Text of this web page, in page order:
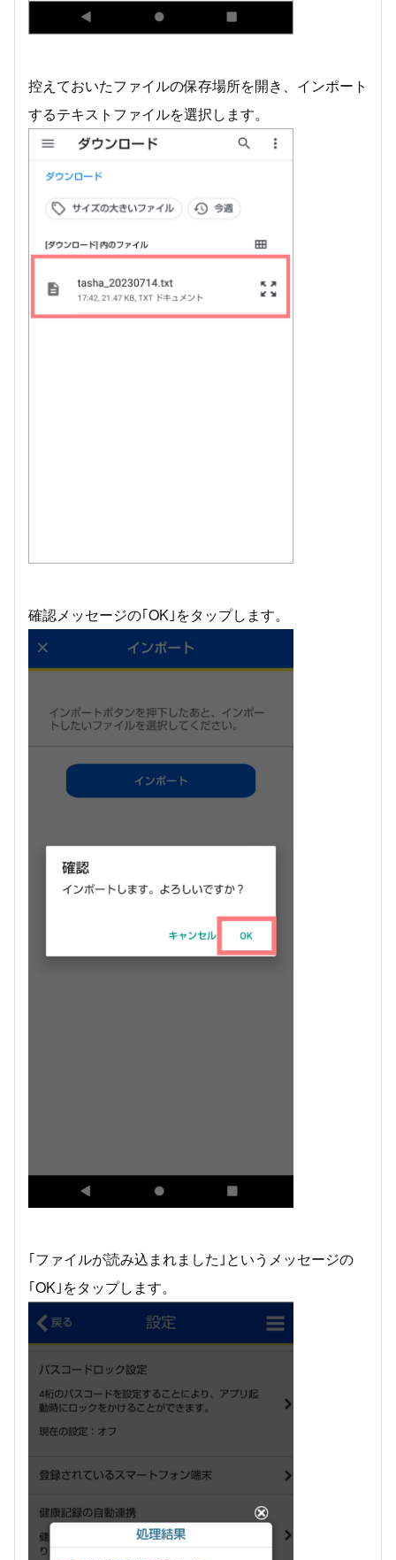
控えておいたファイルの保存場所を開き、インポート
するテキストファイルを選択します。
確認メッセージの｢OK｣をタップします。
｢ファイルが読み込まれました｣というメッセージの
｢OK｣をタップします。